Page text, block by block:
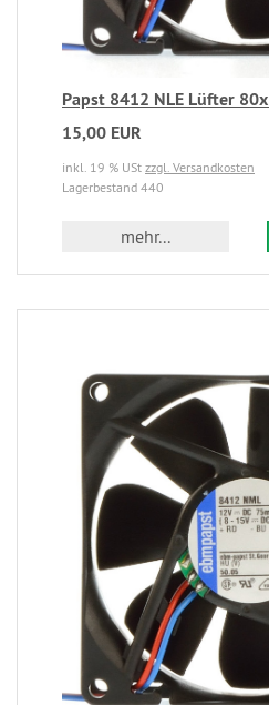
Papst 8412 NLE Lüfter
15,00 EUR
inkl. 19 % USt zzgl. Versandkosten
Lagerbestand 440
mehr...